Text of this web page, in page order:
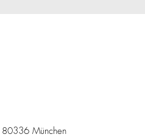
München